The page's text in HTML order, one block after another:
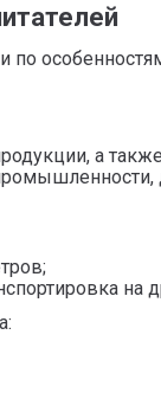
по
а
на